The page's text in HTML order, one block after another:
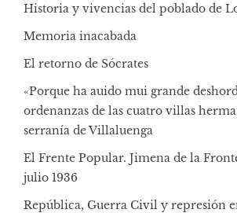
Historia y vivencias del poblado de
Memoria inacabada
El retorno de Sócrates
«Porque ha auido mui grande
ordenanzas de las cuatro villas
serranía de Villaluenga
El Frente Popular. Jimena de la
julio 1936
República, Guerra Civil y represión